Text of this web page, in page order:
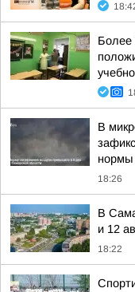
Более
В
нормы
18:26
В
и 12
18:22